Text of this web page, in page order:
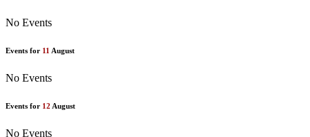
No Events
Events for 11 August
No Events
Events for 12 August
No Events